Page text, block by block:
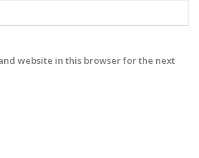
website in this browser for the next